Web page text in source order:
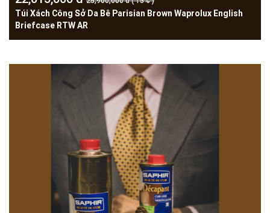
Túi Xách Công Sở Da Bê Parisian Brown Waprolux English
Briefcase RTW AR